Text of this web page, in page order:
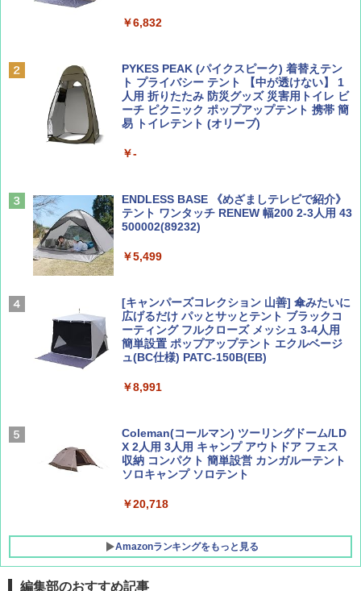
￥1,540
集】ボーイング110周年を祝して！
BE-PAL(ビ-パル) 2026年 9 月号【特別付録:
SOTO ミニマル"旅"財布 ランダム2種】
￥1,500
￥2,479
ァキア 2026～2027 地球の歩き方A ヨーロッ
￥2,277
新しい日本地理 地図・統計・移動から読み
解く (講談社現代新書)
￥1,540
￥6,832
PYKES PEAK (パイクスピーク) 着替えテン
ト プライバシー テント 【中が透けない】 1
人用 折りたたみ 防災グッズ 災害用トイレ ビ
ーチ ピクニック ポップアップテント 携帯 簡
易 トイレテント (オリーブ)
￥-
ENDLESS BASE 《めざましテレビで紹介》
テント ワンタッチ RENEW 幅200 2-3人用 43
500002(89232)
￥5,499
[キャンパーズコレクション 山善] 傘みたいに
広げるだけ パッとサッとテント ブラックコ
ーティング フルクローズ メッシュ 3-4人用
簡単設置 ポップアップテント エクルベージ
ュ(BC仕様) PATC-150B(EB)
￥8,991
Coleman(コールマン) ツーリングドーム/LD
X 2人用 3人用 キャンプ アウトドア フェス
収納 コンパクト 簡単設営 カンガルーテント
ソロキャンプ ソロテント
￥20,718
Amazonランキングをもっと見る
編集部のおすすめ記事